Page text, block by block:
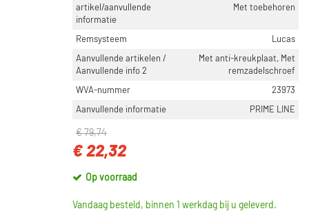
artikel/aanvullende
informatie
Met toebehoren
Remsysteem
Lucas
Aanvullende artikelen /
Aanvullende info 2
Met anti-kreukplaat, Met
remzadelschroef
WVA-nummer
23973
Aanvullende informatie
PRIME LINE
€ 79,74
€ 22,32
Op voorraad
Vandaag besteld, binnen 1 werkdag bij u geleverd.